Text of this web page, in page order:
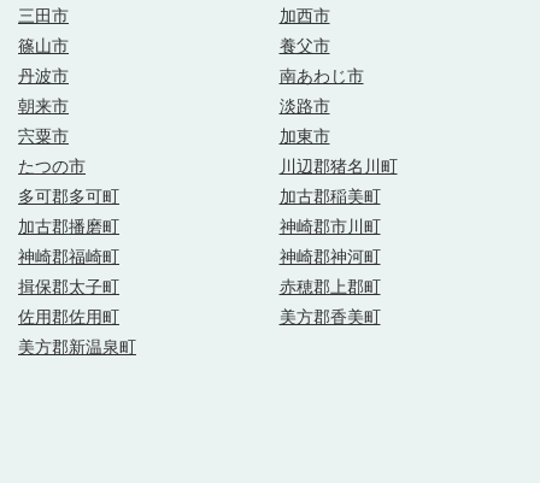
三田市
加西市
篠山市
養父市
丹波市
南あわじ市
朝来市
淡路市
宍粟市
加東市
たつの市
川辺郡猪名川町
多可郡多可町
加古郡稲美町
加古郡播磨町
神崎郡市川町
神崎郡福崎町
神崎郡神河町
揖保郡太子町
赤穂郡上郡町
佐用郡佐用町
美方郡香美町
美方郡新温泉町